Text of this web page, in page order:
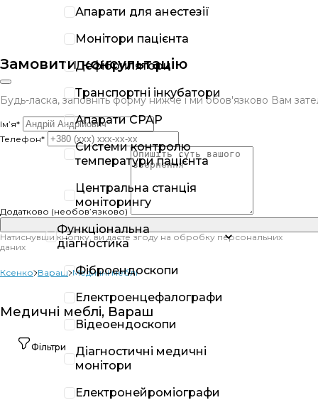
Замовити консультацію
Будь-ласка, заповніть форму нижче і ми обов'язково Вам
Ім’я*
Телефон*
Додатково (необов’язково)
Натиснувши кнопку, ви даєте згоду на обробку персональних
даних
Ксенко Вараш Медичні меблі
Медичні меблі, Вараш
Фільтри
Апарати для анестезії
Монітори пацієнта
Дефібрилятори
Транспортні інкубатори
Апарати CPAP
Системи контролю
температури пацієнта
Центральна станція
моніторингу
Функціональна
діагностика
Фіброендоскопи
Електроенцефалографи
Відеоендоскопи
Діагностичні медичні
монітори
Електронейроміографи